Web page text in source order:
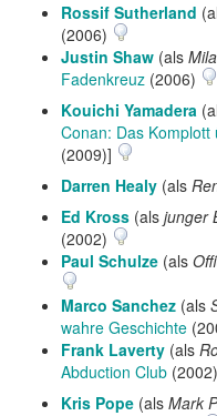
Rossif Sutherland
(2006)
Justin Shaw (als
Fadenkreuz (2006)
Kouichi Yamadera
Conan: Das Komplott
(2009)]
Darren Healy (als
Ed Kross (als junger
(2002)
Paul Schulze (als
Marco Sanchez (als
wahre Geschichte
Frank Laverty (als
Abduction Club (2002)
Kris Pope (als Mark